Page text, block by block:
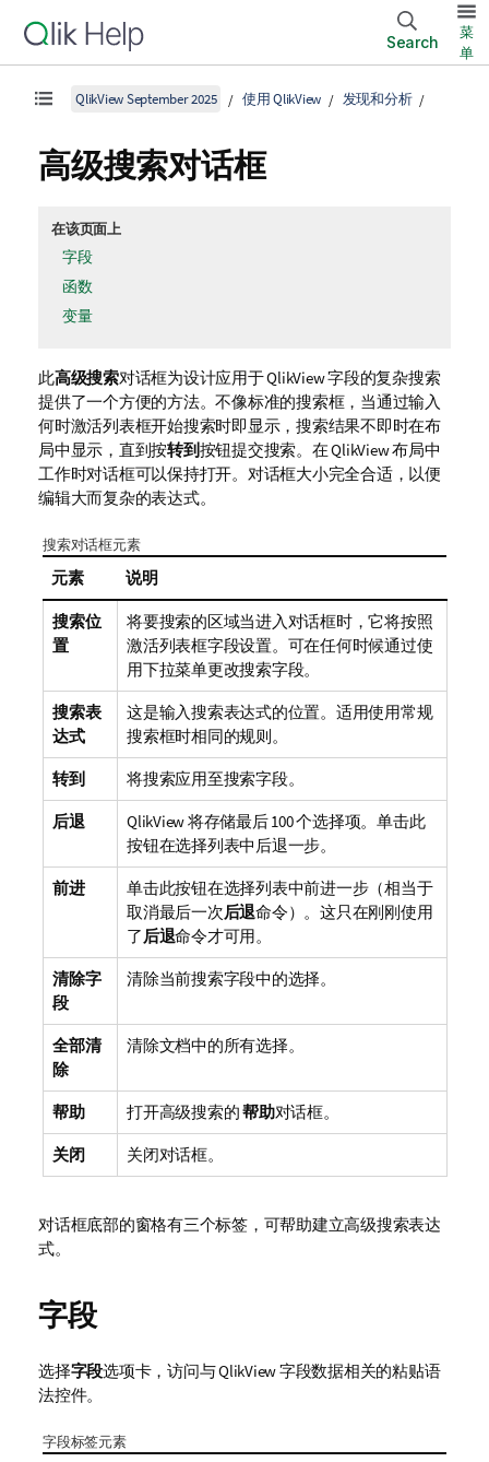
Search
菜
单
QlikView September 2025 使用 QlikView 发现和分析
高级搜索对话框
在该页面上
字段
函数
变量
此高级搜索对话框为设计应用于 QlikView 字段的复杂搜索
提供了一个方便的方法。不像标准的搜索框，当通过输入
何时激活列表框开始搜索时即显示，搜索结果不即时在布
局中显示，直到按转到按钮提交搜索。在 QlikView 布局中
工作时对话框可以保持打开。对话框大小完全合适，以便
编辑大而复杂的表达式。
搜索对话框元素
元素 说明
搜索位
置
将要搜索的区域当进入对话框时，它将按照
激活列表框字段设置。可在任何时候通过使
用下拉菜单更改搜索字段。
搜索表
达式
这是输入搜索表达式的位置。适用使用常规
搜索框时相同的规则。
转到 将搜索应用至搜索字段。
后退
QlikView 将存储最后 100 个选择项。单击此
按钮在选择列表中后退一步。
前进
单击此按钮在选择列表中前进一步（相当于
取消最后一次后退命令）。这只在刚刚使用
了后退命令才可用。
清除字
段
清除当前搜索字段中的选择。
全部清
除
清除文档中的所有选择。
帮助 打开高级搜索的帮助对话框。
关闭 关闭对话框。
对话框底部的窗格有三个标签，可帮助建立高级搜索表达
式。
字段
选择字段选项卡，访问与 QlikView 字段数据相关的粘贴语
法控件。
字段标签元素